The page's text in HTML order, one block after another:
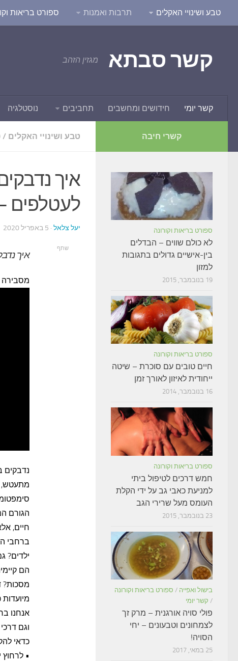
טבע ושינויי האקלים תרבות ואמנות ספורט בריאות
קשר סבתא מגזין הזהב
קשר יומי חידושים ומחשבים תחביבים נוסטלגיה
טבע ושינויי האקלים /
איך
לעטלפים
יעל צלאל · 5 באפריל 2020
איך
נדבקים
הגורם
חיים,
ברחבי
ילדים?
הם
מסכות?
וגם
כדאי
• לרחוץ
שתף
קשרי חיבה
ספורט בריאות וקורונה
לא כולם שווים – הבדלים
בין-אישיים גדולים בתגובות
למזון
19 בנובמבר, 2015
ספורט בריאות וקורונה
חיים טובים עם סוכרת – שיטה
ייחודית לאיזון לאורך זמן
16 בנובמבר, 2014
ספורט בריאות וקורונה
חמש דרכים לטיפול ביתי
למניעת כאבי גב על ידי הקלת
העומס מעל שרירי הגב
23 בנובמבר, 2015
בישול ואפייה / ספורט בריאות וקורונה
/ קשר יומי
פולי סויה אורגנית – מרק זך
לצמחונים וטבעונים – יחי
הסויה!
25 במאי, 2017